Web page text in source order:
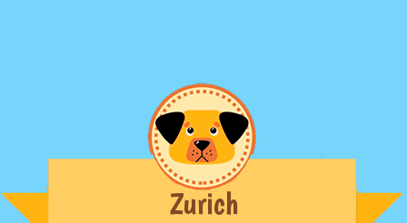
Zurich